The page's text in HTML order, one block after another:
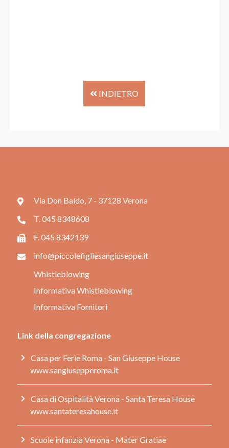
INDIETRO
Via Don Baldo, 7 - 37128 Verona
T. 045 8348608
F. 045 8342139
info@piccolefigliesangiuseppe.it
Whistleblowing
Informativa Whistleblowing
Informativa Fornitori
Link della congregazione
Casa per Ferie Roma - San Giuseppe House
www.sangiusepperoma.it
Casa di Ospitalità Verona - Santa Teresa House
www.santateresahouse.it
Scuole infanzia Verona - Mater Gratiae